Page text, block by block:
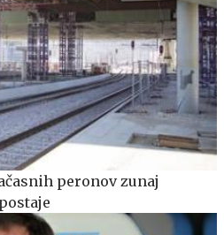
peronov zunaj